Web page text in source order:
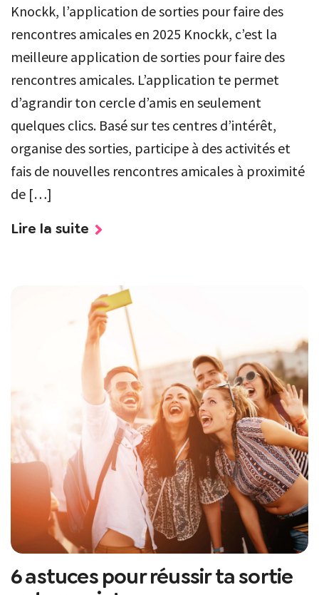
Knockk, l’application de sorties pour faire des
rencontres amicales en 2025 Knockk, c’est la
meilleure application de sorties pour faire des
rencontres amicales. L’application te permet
d’agrandir ton cercle d’amis en seulement
quelques clics. Basé sur tes centres d’intérêt,
organise des sorties, participe à des activités et
fais de nouvelles rencontres amicales à proximité
de […]
Lire la suite
6 astuces pour réussir ta sortie